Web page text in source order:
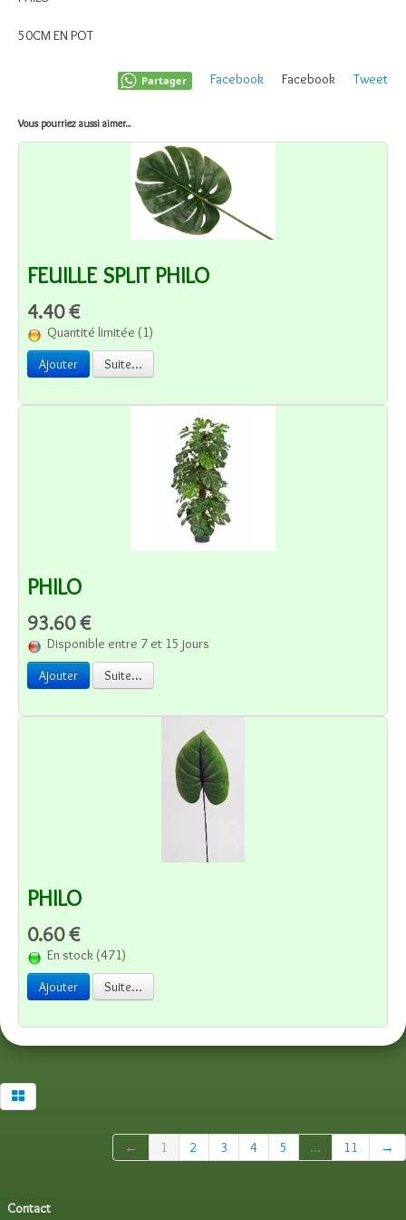
50CM EN POT
Tweet
Facebook
Facebook
Partager
Vous pourriez aussi aimer...
FEUILLE SPLIT PHILO
4.40 €
Quantité limitée (1)
Ajouter
Suite...
PHILO
93.60 €
Disponible entre 7 et 15 jours
Ajouter
Suite...
PHILO
0.60 €
En stock (471)
Ajouter
Suite...
← 1 2 3 4 5 ... 11 →
Contact